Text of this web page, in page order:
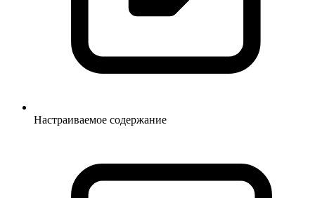
Настраиваемое содержание